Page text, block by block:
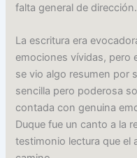
falta general de dirección.
La escritura era
emociones vívidas, pero
se vio algo resumen por
sencilla pero poderosa
contada con genuina
Duque fue un canto a la
testimonio lectura que el